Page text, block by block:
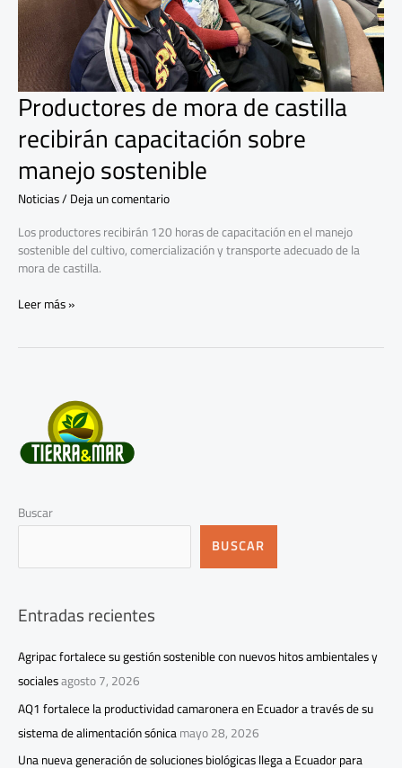
Productores de mora de castilla
recibirán capacitación sobre
manejo sostenible
Noticias/Deja un comentario
Los productores recibirán 120 horas de capacitación en el manejo
sostenible del cultivo, comercialización y transporte adecuado de la
mora de castilla.
sobre
manejo
sostenible
Leer más »
Buscar
BUSCAR
Entradas recientes
Agripac fortalece su gestión sostenible con nuevos hitos ambientales y
socialesagosto 7, 2026
AQ1 fortalece la productividad camaronera en Ecuador a través de su
sistema de alimentación sónicamayo 28, 2026
Una nueva generación de soluciones biológicas llega a Ecuador para